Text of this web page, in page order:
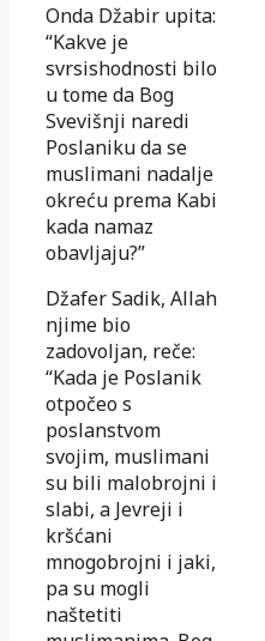
Onda Džabir upita:
“Kakve je
svrsishodnosti bilo
u tome da Bog
Svevišnji naredi
Poslaniku da se
muslimani nadalje
okreću prema Kabi
kada namaz
obavljaju?”
Džafer Sadik, Allah
njime bio
zadovoljan, reče:
“Kada je Poslanik
otpočeo s
poslanstvom
svojim, muslimani
su bili malobrojni i
slabi, a Jevreji i
kršćani
mnogobrojni i jaki,
pa su mogli
naštetiti